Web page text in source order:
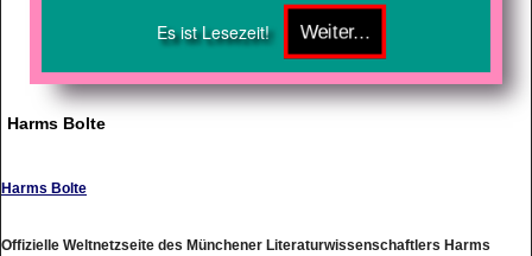
Es ist Lesezeit!
Harms Bolte
Harms Bolte
Offizielle Weltnetzseite des Münchener Literaturwissenschaftlers Harms